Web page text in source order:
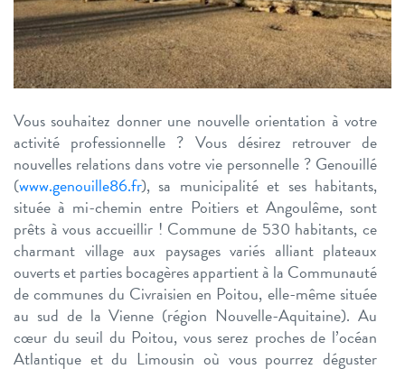
Vous souhaitez donner une nouvelle orientation à votre
activité professionnelle ? Vous désirez retrouver de
nouvelles relations dans votre vie personnelle ? Genouillé
(www.genouille86.fr), sa municipalité et ses habitants,
située à mi-chemin entre Poitiers et Angoulême, sont
prêts à vous accueillir ! Commune de 530 habitants, ce
charmant village aux paysages variés alliant plateaux
ouverts et parties bocagères appartient à la Communauté
de communes du Civraisien en Poitou, elle-même située
au sud de la Vienne (région Nouvelle-Aquitaine). Au
cœur du seuil du Poitou, vous serez proches de l’océan
Atlantique et du Limousin où vous pourrez déguster